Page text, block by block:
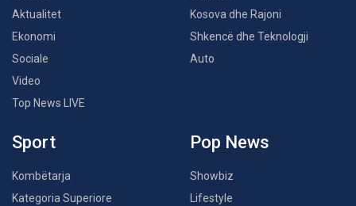
Aktualitet
Ekonomi
Sociale
Video
Top News LIVE
Kosova dhe Rajoni
Shkencë dhe Teknologji
Auto
Sport
Kombëtarja
Kategoria Superiore
Pop News
Showbiz
Lifestyle